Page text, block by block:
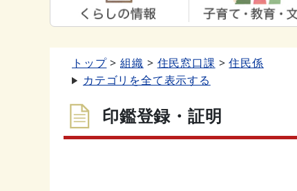
トップ 組織 住民窓口課
住民係
カテゴリを全て表示する
印鑑登録・証明